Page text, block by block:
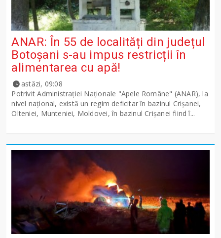
ANAR: În 55 de localități din județul
Botoșani s-au impus restricții în
alimentarea cu apă!
astăzi, 09:08
Potrivit Administraţiei Naţionale "Apele Române" (ANAR), la
nivel naţional, există un regim deficitar în bazinul Crişanei,
Olteniei, Munteniei, Moldovei, în bazinul Crişanei fiind î...